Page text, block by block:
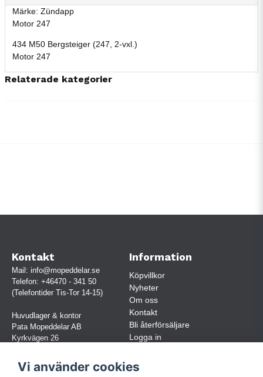
Märke: Zündapp
Motor 247
434 M50 Bergsteiger (247, 2-vxl.)
Motor 247
Relaterade kategorier
Kontakt
Mail: info@mopeddelar.se
Telefon: +46470 - 341 50
(Telefontider Tis-Tor 14-15)
Huvudlager & kontor
Pata Mopeddelar AB
Kyrkvägen 26
(OBS. Endast förbokade besök)
Information
Köpvillkor
Nyheter
Om oss
Kontakt
Bli återförsäljare
Logga in
Vi använder cookies